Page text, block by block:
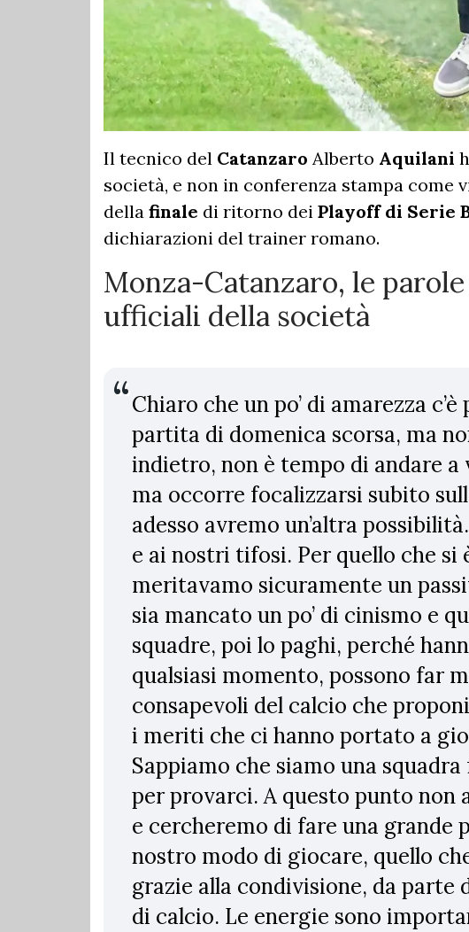
Il tecnico del Catanzaro Alberto Aquilani
società, e non in conferenza stampa come
della finale di ritorno dei Playoff di Serie
dichiarazioni del trainer romano.
Monza-Catanzaro, le
ufficiali della società
Chiaro che un po’ di amarezza
partita di domenica scorsa, ma
indietro, non è tempo di andare a
ma occorre focalizzarsi subito
adesso avremo un’altra
e ai nostri tifosi. Per quello che si
meritavamo sicuramente un
sia mancato un po’ di cinismo e
squadre, poi lo paghi, perché
qualsiasi momento, possono far
consapevoli del calcio che
i meriti che ci hanno portato a
Sappiamo che siamo una
per provarci. A questo punto non
e cercheremo di fare una grande
nostro modo di giocare, quello
grazie alla condivisione, da parte
di calcio. Le energie sono